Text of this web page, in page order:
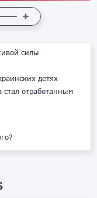
силы
детях
отработанным